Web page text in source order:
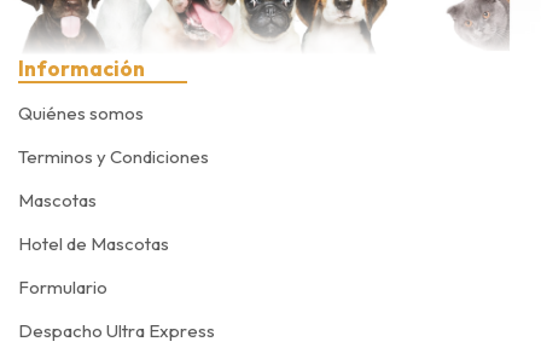
Información
Quiénes somos
Terminos y Condiciones
Mascotas
Hotel de Mascotas
Formulario
Despacho Ultra Express